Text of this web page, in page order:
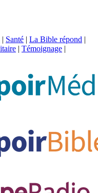
| Santé | La Bible répond |
| Témoignage |